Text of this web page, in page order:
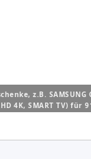
z.B. SAMSUNG
4K, SMART TV) für